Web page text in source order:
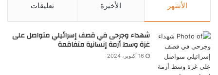
الأشهر الأخيرة تعليقات
شهداء وجرحى في قصف إسرائيلي متواصل على
غزة وسط أزمة إنسانية متفاقمة
16 أكتوبر، 2024